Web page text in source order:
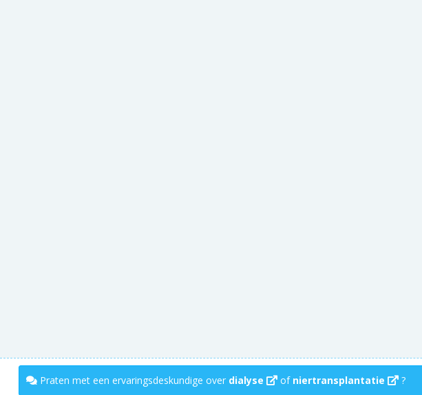
Praten met een ervaringsdeskundige over dialyse of niertransplantatie ?